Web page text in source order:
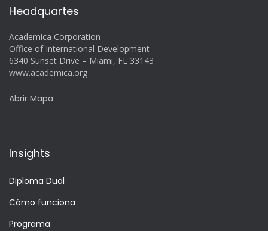
Headquartes
Academica Corporation
Office of International Development
6340 Sunset Drive – Miami, FL 33143
www.academica.org
Abrir Mapa
Insights
Diploma Dual
Cómo funciona
Programa